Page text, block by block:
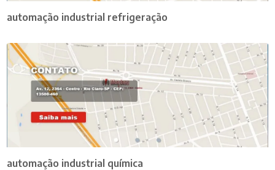
automação industrial refrigeração
automação industrial química